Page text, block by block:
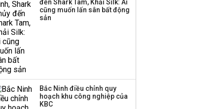
đến Shark Tam, Khải Silk: Ai
cũng muốn lấn sân bất động
sản
Bắc Ninh điều chỉnh quy
hoạch khu công nghiệp của
KBC